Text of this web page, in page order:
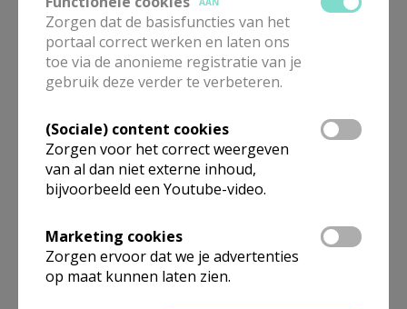
Orgelconcert 13 augustus
2026
Parochieflits 32/2026
Afsluiting 40-urengebed
Zorgen dat de basisfuncties van het
portaal correct werken en laten ons
toe via de anonieme registratie van je
gebruik deze verder te verbeteren.
(Sociale) content cookies
Zorgen voor het correct weergeven
van al dan niet externe inhoud,
bijvoorbeeld een Youtube-video.
Marketing cookies
Zorgen ervoor dat we je advertenties
op maat kunnen laten zien.